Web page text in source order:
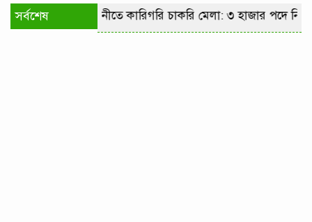
সর্বশেষ রাজধানীতে কারিগরি চাকরি মেলা: ৩ হাজার পদে